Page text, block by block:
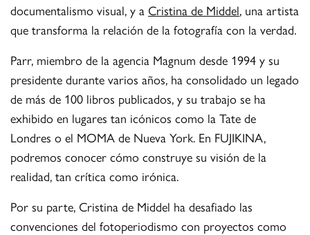
documentalismo visual, y a Cristina de Middel, una artista
que transforma la relación de la fotografía con la verdad.
Parr, miembro de la agencia Magnum desde 1994 y su
presidente durante varios años, ha consolidado un legado
de más de 100 libros publicados, y su trabajo se ha
exhibido en lugares tan icónicos como la Tate de
Londres o el MOMA de Nueva York. En FUJIKINA,
podremos conocer cómo construye su visión de la
realidad, tan crítica como irónica.
Por su parte, Cristina de Middel ha desafiado las
convenciones del fotoperiodismo con proyectos como